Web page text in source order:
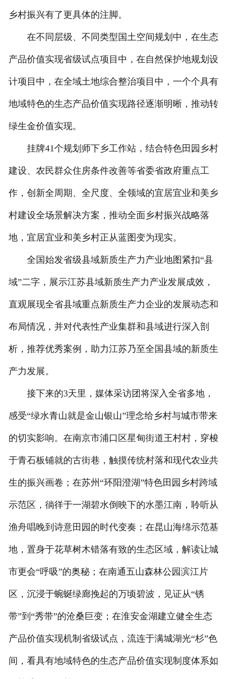
乡村振兴有了更具体的注脚。
在不同层级、不同类型国土空间规划中，在生态
产品价值实现省级试点项目中，在自然保护地规划设
计项目中，在全域土地综合整治项目中，一个个具有
地域特色的生态产品价值实现路径逐渐明晰，推动转
绿生金价值实现。
挂牌41个规划师下乡工作站，结合特色田园乡村
建设、农民群众住房条件改善等省委省政府重点工
作，创新全周期、全尺度、全领域的宜居宜业和美乡
村建设全场景解决方案，推动全面乡村振兴战略落
地，宜居宜业和美乡村正从蓝图变为现实。
全国始发省级县域新质生产力产业地图紧扣“县
域”二字，展示江苏县域新质生产力产业发展成效，
直观展现全省县域重点新质生产力企业的发展动态和
布局情况，并对代表性产业集群和县域进行深入剖
析，推荐优秀案例，助力江苏乃至全国县域的新质生
产力发展。
接下来的3天里，媒体采访团将深入全省多地，
感受“绿水青山就是金山银山”理念给乡村与城市带来
的切实影响。在南京市浦口区星甸街道王村村，穿梭
于青石板铺就的古街巷，触摸传统村落和现代农业共
生的振兴画卷；在苏州“环阳澄湖”特色田园乡村跨域
示范区，徜徉于一湖碧水倒映下的水墨江南，聆听从
渔舟唱晚到诗意田园的时代变奏；在昆山海绵示范基
地，置身于花草树木错落有致的生态区域，解读让城
市更会“呼吸”的奥秘；在南通五山森林公园滨江片
区，沉浸于蜿蜒绿廊挽起的万顷碧波，见证从“锈
带”到“秀带”的沧桑巨变；在淮安金湖建立健全生态
产品价值实现机制省级试点，流连于满城湖光“杉”色
间，看具有地域特色的生态产品价值实现制度体系如